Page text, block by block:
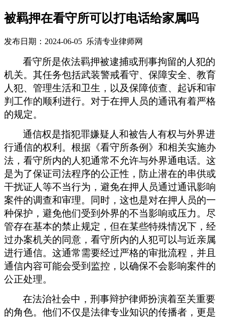
被羁押在看守所可以打电话给家属吗
发布日期：2024-06-05 乐清专业律师网
看守所是依法羁押被逮捕或刑事拘留的人犯的
机关。其任务包括武装警戒看守、保障安全、教育
人犯、管理生活和卫生，以及保障侦查、起诉和审
判工作的顺利进行。对于在押人员的通讯有着严格
的规定。
通信权是指犯罪嫌疑人和被告人有权与外界进
行通信的权利。根据《看守所条例》和相关实施办
法，看守所内的人犯通常不允许与外界通电话。这
是为了保证司法程序的公正性，防止潜在的串供或
干扰证人等不当行为 ，避免在押人员通过通讯影响
案件的调查和审理。同时，这也是对在押人员的一
种保护，避免他们受到外界的不当影响或压力。尽
管存在基本的禁止规定，但在某些特殊情况下，经
过办案机关的同意，看守所内的人犯可以与近亲属
进行通信。这通常需要经过严格的审批流程，并且
通信内容可能会受到监控，以确保不会影响案件的
公正处理。
在法治社会中，刑事辩护律师扮演着至关重要
的角色。他们不仅是法律专业知识的传播者，更是